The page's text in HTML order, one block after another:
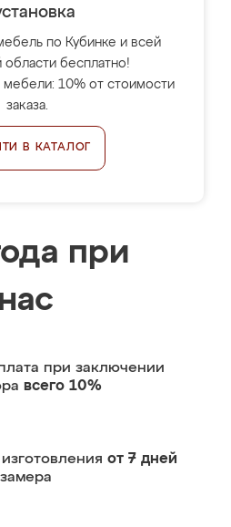
по Кубинке и всей
области бесплатно!
10% от стоимости
заказа.
В КАТАЛОГ
при
при заключении
всего 10%
от 7 дней